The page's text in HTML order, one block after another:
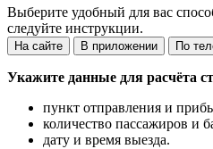
Выберите удобный для вас
следуйте инструкции.
На сайте В приложении По
Укажите данные для расчёта
пункт отправления и
количество пассажиров и
дату и время выезда.